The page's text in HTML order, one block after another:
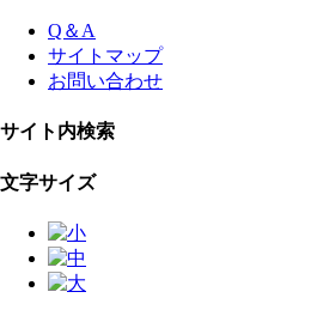
Skip
content
Q＆A
サイトマップ
お問い合わせ
サイト内検索
文字サイズ